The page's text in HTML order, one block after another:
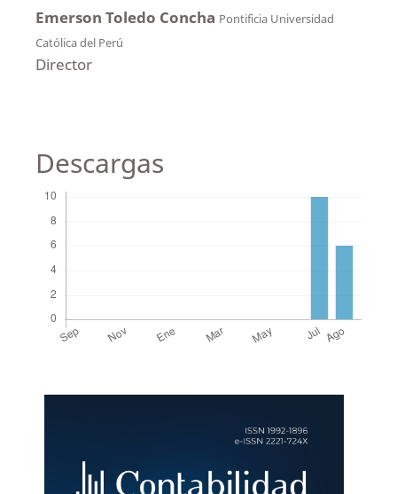
Emerson Toledo Concha Pontificia Universidad
Católica del Perú
Director
Descargas